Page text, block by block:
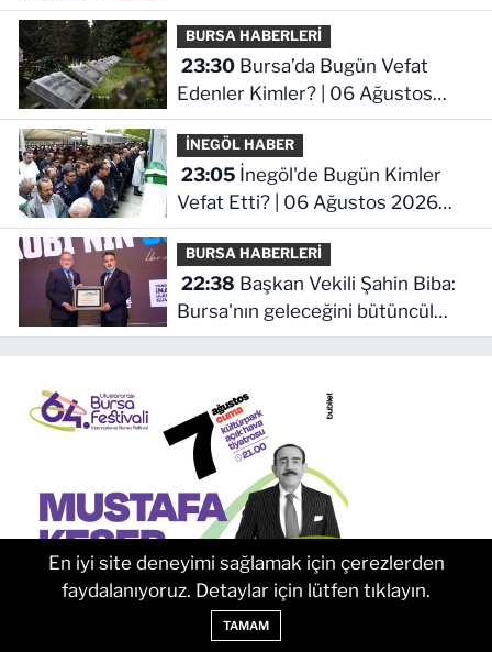
durum ne!
BURSA HABERLERİ
23:30Bursa’da Bugün Vefat
Edenler Kimler? | 06 Ağustos
2026 Perşembe
İNEGÖL HABER
23:05İnegöl'de Bugün Kimler
Vefat Etti? | 06 Ağustos 2026
Perşembe
BURSA HABERLERİ
22:38
Bursa'nın geleceğini bütüncül
anlayışla planlıyoruz
En iyi site deneyimi sağlamak için çerezlerden
faydalanıyoruz. Detaylar için lütfen tıklayın.
TAMAM